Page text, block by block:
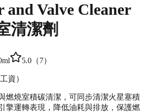
Valve Cleaner
清潔劑
5.0 （7）
資）
燃燒室積碳清潔，可同步清潔火星塞積
擎運轉表現，降低油耗與排放，保護燃